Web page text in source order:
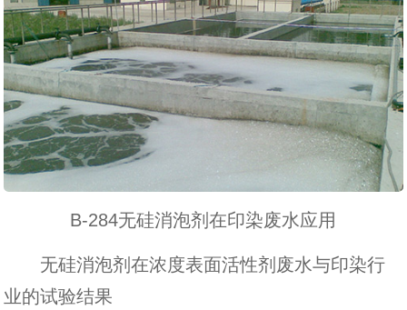
B-284无硅消泡剂在印染废水应用
无硅消泡剂在浓度表面活性剂废水与印染行
业的试验结果